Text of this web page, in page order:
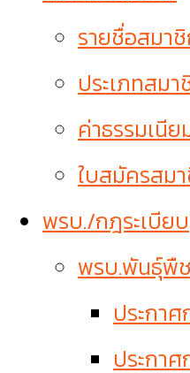
รายชื่อสมา
ประเภทสมา
ค่าธรรมเนี
ใบสมัครสม
พรบ./กฎระเบียบ
พรบ.พันธุ์พืช
ประกา
ประกา